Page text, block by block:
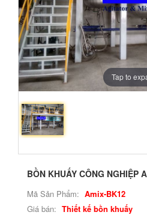
Tap to
BỒN KHUẤY CÔNG NGHIỆP
Mã Sản Phẩm: Amix-BK12
Giá bán: Thiết kế bồn khuấy